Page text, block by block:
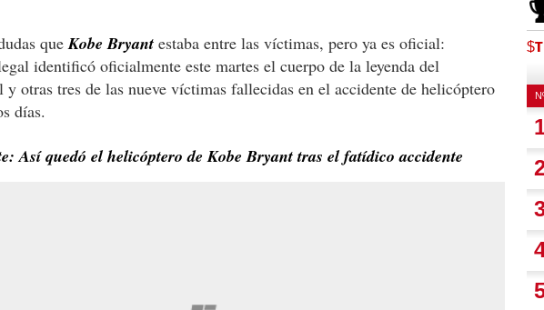
queKobe Bryant estaba entre las víctimas, pero ya es oficial:
identificó oficialmente este martes el cuerpo de la leyenda del
y otras tres de las nueve víctimas fallecidas en el accidente de helicóptero
días.
Así quedó el helicóptero de Kobe Bryant tras el fatídico accidente